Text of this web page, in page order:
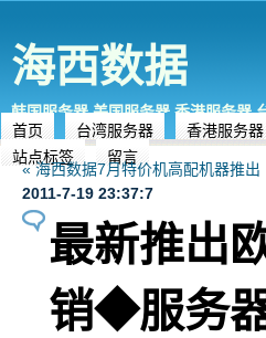
海西数据
韩国服务器,美国服务器,香港服务器,
首页
台湾服务器 香港服务器
站点标签
留言
« 海西数据7月特价机高配机器推出
2011-7-19 23:37:7
最新推出
销◆服务